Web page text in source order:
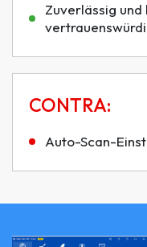
Zuverlässig und
CONTRA:
Auto-Scan-